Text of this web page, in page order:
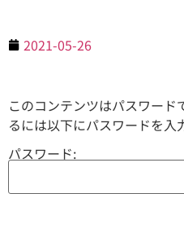
2021-05-26
このコンテンツはパスワード
るには以下にパスワードを入
パスワード: